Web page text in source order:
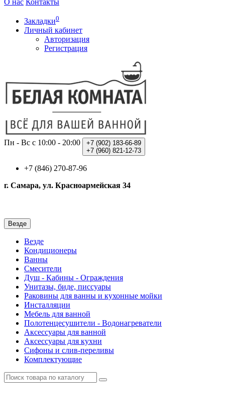
О нас Контакты
Закладки0
Личный кабинет
Авторизация
Регистрация
Пн - Вс с 10:00 - 20:00 +7 (902) 183-66-89
+7 (960) 821-12-73
+7 (846) 270-87-96
г. Самара, ул. Красноармейская 34
Везде
Везде
Кондиционеры
Ванны
Смесители
Душ - Кабины - Ограждения
Унитазы, биде, писсуары
Раковины для ванны и кухонные мойки
Инсталляции
Мебель для ванной
Полотенцесушители - Водонагреватели
Аксессуары для ванной
Аксессуары для кухни
Сифоны и слив-переливы
Комплектующие